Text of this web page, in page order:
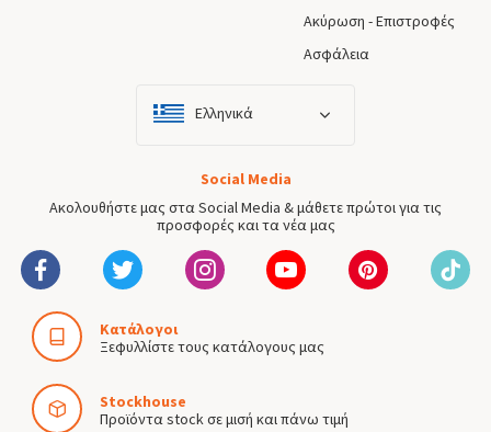
Ακύρωση - Επιστροφές
Ασφάλεια
Ελληνικά
Social Media
Ακολουθήστε μας στα Social Media & μάθετε πρώτοι για τις
προσφορές και τα νέα μας
Κατάλογοι
Ξεφυλλίστε τους κατάλογους μας
Stockhouse
Προϊόντα stock σε μισή και πάνω τιμή